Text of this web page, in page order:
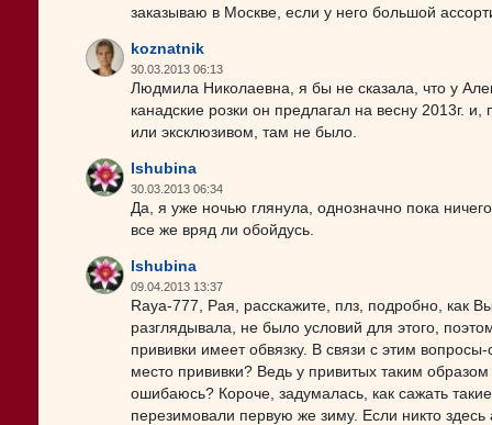
заказываю в Москве, если у него большой
koznatnik
30.03.2013 06:13
Людмила Николаевна, я бы не сказала, что у
канадские розки он предлагал на весну 2013г.
или эксклюзивом, там не было.
lshubina
30.03.2013 06:34
Да, я уже ночью глянула, однозначно пока
все же вряд ли обойдусь.
lshubina
09.04.2013 13:37
Raya-777, Рая, расскажите, плз, подробно, как
разглядывала, не было условий для этого,
прививки имеет обвязку. В связи с этим
место прививки? Ведь у привитых таким
ошибаюсь? Короче, задумалась, как сажать
перезимовали первую же зиму. Если никто здесь